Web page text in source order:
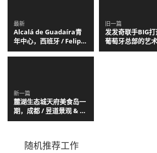
最新
Alcalá de Guadaíra青
年中心，西班牙 / Felipe
Retuerto + Dunar
Arquitectos
旧一篇
发发奇联手BIG
葡萄牙总部的艺
新一篇
麓湖生态城天府美食岛一
期，成都 / 昱道景观 & 创
合园林
随机推荐工作